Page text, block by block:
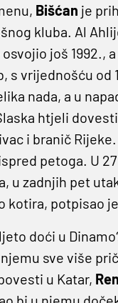
Bišćan je
kluba. Al
još 1992.,
s vrijednošću od
nada, a u
htjeli
i branič Rijeke.
petoga. U
u zadnjih pet
kotira, potpisao
doći u
sve više
u Katar,